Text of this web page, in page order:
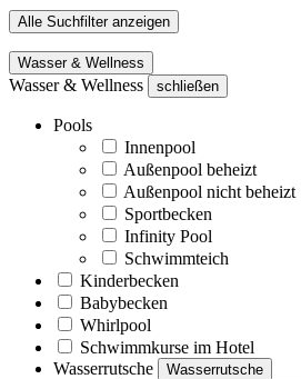
Alle Suchfilter anzeigen
Wasser & Wellness
Wasser & Wellness schließen
Pools
Innenpool
Außenpool beheizt
Außenpool nicht beheizt
Sportbecken
Infinity Pool
Schwimmteich
Kinderbecken
Babybecken
Whirlpool
Schwimmkurse im Hotel
Wasserrutsche
Wasserrutsche